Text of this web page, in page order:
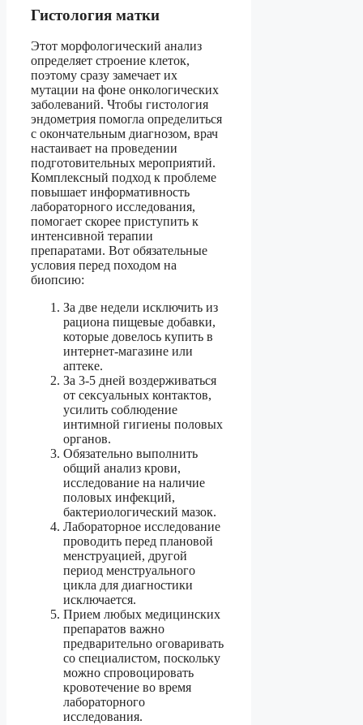
Гистология матки
Этот морфологический анализ
определяет строение клеток,
поэтому сразу замечает их
мутации на фоне онкологических
заболеваний. Чтобы гистология
эндометрия помогла определиться
с окончательным диагнозом, врач
настаивает на проведении
подготовительных мероприятий.
Комплексный подход к проблеме
повышает информативность
лабораторного исследования,
помогает скорее приступить к
интенсивной терапии
препаратами. Вот обязательные
условия перед походом на
биопсию:
За две недели исключить из
рациона пищевые добавки,
которые довелось купить в
интернет-магазине или
аптеке.
За 3-5 дней воздерживаться
от сексуальных контактов,
усилить соблюдение
интимной гигиены половых
органов.
Обязательно выполнить
общий анализ крови,
исследование на наличие
половых инфекций,
бактериологический мазок.
Лабораторное исследование
проводить перед плановой
менструацией, другой
период менструального
цикла для диагностики
исключается.
Прием любых медицинских
препаратов важно
предварительно оговаривать
со специалистом, поскольку
можно спровоцировать
кровотечение во время
лабораторного
исследования.